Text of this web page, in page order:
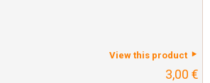
View this product
3,00 €